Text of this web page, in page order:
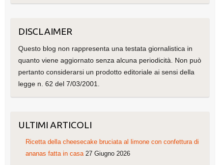
DISCLAIMER
Questo blog non rappresenta una testata giornalistica in
quanto viene aggiornato senza alcuna periodicità. Non può
pertanto considerarsi un prodotto editoriale ai sensi della
legge n. 62 del 7/03/2001.
ULTIMI ARTICOLI
Ricetta della cheesecake bruciata al limone con confettura di
ananas fatta in casa 27 Giugno 2026